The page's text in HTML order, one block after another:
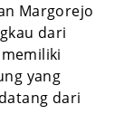
Margorejo
dari
yang
dari